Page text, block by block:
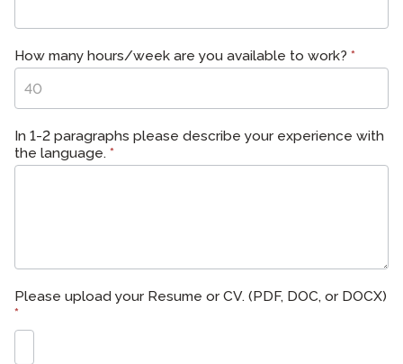
How many hours/week are you available to work? *
In 1-2 paragraphs please describe your experience with
the language. *
Please upload your Resume or CV. (PDF, DOC, or DOCX)
*